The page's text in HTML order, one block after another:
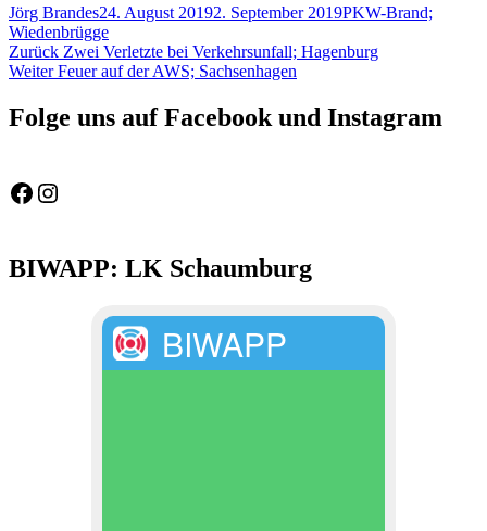
Autor
Jörg BrandesVeröffentlicht
am
24. August 20192. September 2019Schlagwörter
PKW-Brand;
Wiedenbrügge
Beitragsnavigation
Zurück Vorheriger
Beitrag:
Zwei Verletzte bei Verkehrsunfall; Hagenburg
Weiter Nächster
Feuer auf der AWS; Sachsenhagen
Folge uns auf Facebook und Instagram
Feuerwehr Gemeinde Wölpinghausen
fw_gemeinde_woelpinghausen
BIWAPP: LK Schaumburg
BIWAPP